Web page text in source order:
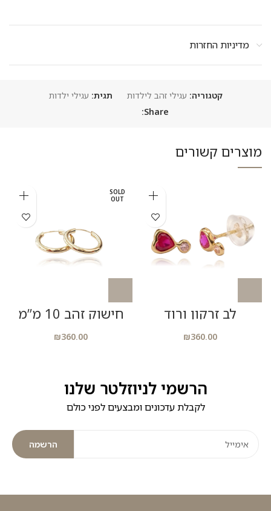
מדיניות החזרות
קטגוריה: עגילי זהב לילדות תגית: עגילי ילדות
Share:
מוצרים קשורים
לב זרקון ורוד
₪360.00
SOLD
OUT
חישוק זהב 10 מ”מ
₪360.00
הרשמי לניוזלטר שלנו
לקבלת עדכונים ומבצעים לפני כולם
הרשמה